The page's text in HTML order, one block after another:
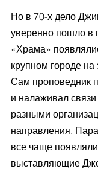
Но в 70-х дело
уверенно пошло в
«Храма»
крупном городе
Сам проповедник
и налаживал
разными
направления.
все чаще
выставляющие